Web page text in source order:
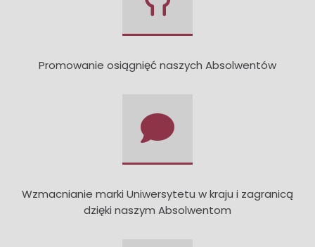
Promowanie osiągnięć naszych Absolwentów
Wzmacnianie marki Uniwersytetu w kraju i zagranicą
dzięki naszym Absolwentom